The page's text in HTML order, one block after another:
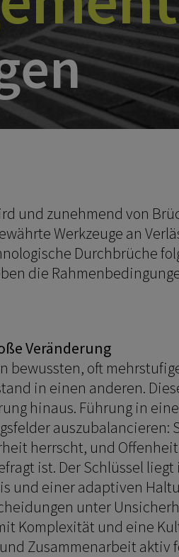
und zunehmend von
Werkzeuge an
Durchbrüche
die
Veränderung
bewussten, oft
in einen anderen.
hinaus. Führung in
auszubalancieren:
herrscht, und
ist. Der Schlüssel liegt
und einer adaptiven
unter
Komplexität und eine
Zusammenarbeit aktiv